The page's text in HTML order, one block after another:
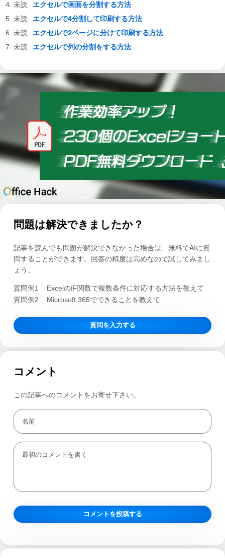
エクセルで画面を分割する方法
エクセルで4分割して印刷する方法
エクセルで2ページに分けて印刷する方法
エクセルで列の分割をする方法
問題は解決できましたか？
記事を読んでも問題が解決できなかった場合は、無料でAIに質
問することができます。回答の精度は高めなので試してみまし
ょう。
質問例1
ExcelのIF関数で複数条件に対応する方法を教えて
質問例2
Microsoft 365でできることを教えて
質問を入力する
コメント
この記事へのコメントをお寄せ下さい。